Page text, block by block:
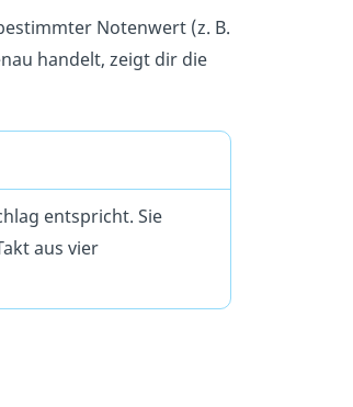
Notenwert (z. B.
handelt, zeigt dir die
entspricht. Sie
aus vier